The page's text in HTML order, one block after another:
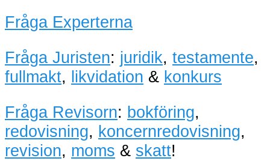
Fråga Experterna
Fråga Juristen: juridik, testamente,
fullmakt, likvidation & konkurs
Fråga Revisorn: bokföring,
redovisning, koncernredovisning,
revision, moms & skatt!